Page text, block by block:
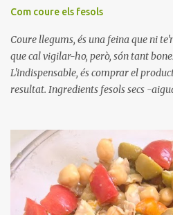
Com coure els fesols
Coure llegums, és una feina que ni
que cal vigilar-ho, però, són tant
L'indispensable, és comprar el
resultat. Ingredients fesols secs -
quan arrenca el bull, canvieu l'aigua
repetiu dues o tres vegades,
o tres vegades afegint aigua freda,
be, sense bullir i sempre sempre,
hora i mitja. Saleu 10 minuts abans